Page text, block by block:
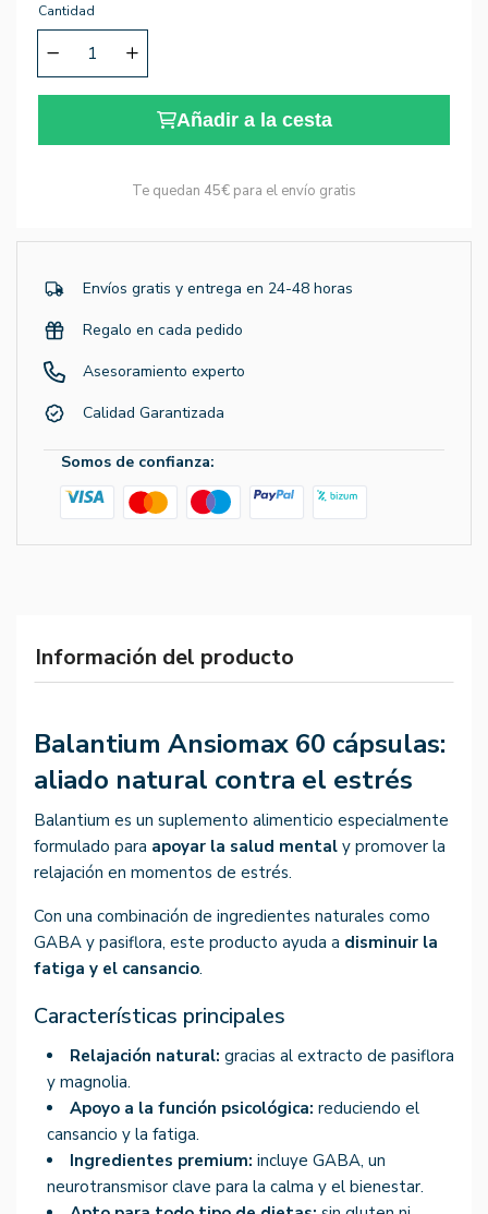
Cantidad
Añadir a la cesta
Te quedan 45€ para el envío gratis
Envíos gratis y entrega en 24-48 horas
Regalo en cada pedido
Asesoramiento experto
Calidad Garantizada
Somos de confianza:
Información del producto
Balantium Ansiomax 60 cápsulas:
aliado natural contra el estrés
Balantium es un suplemento alimenticio especialmente
formulado para apoyar la salud mental y promover la
relajación en momentos de estrés.
Con una combinación de ingredientes naturales como
GABA y pasiflora, este producto ayuda a disminuir la
fatiga y el cansancio.
Características principales
Relajación natural: gracias al extracto de pasiflora
y magnolia.
Apoyo a la función psicológica: reduciendo el
cansancio y la fatiga.
Ingredientes premium: incluye GABA, un
neurotransmisor clave para la calma y el bienestar.